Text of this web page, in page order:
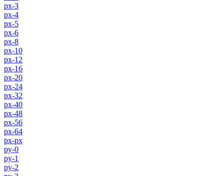
px-3
px-4
px-5
px-6
px-8
px-10
px-12
px-16
px-20
px-24
px-32
px-40
px-48
px-56
px-64
px-px
py-0
py-1
py-2